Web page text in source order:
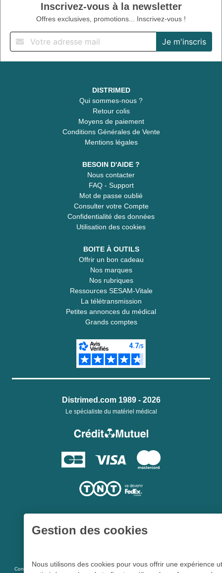
Inscrivez-vous à la newsletter
Offres exclusives, promotions... Inscrivez-vous !
DISTRIMED
Qui sommes-nous ?
Retour colis
Moyens de paiement
Conditions Générales de Vente
Mentions légales
BESOIN D'AIDE ?
Nous contacter
FAQ - Support
Mot de passe oublié
Consulter votre Compte
Confidentialité des données
Utilisation des cookies
BOITE À OUTILS
Offrir un bon cadeau
Nos marques
Nos rubriques
Ressources SESAM-Vitale
La télétransmission
Petites annonces du médical
Grands comptes
Distrimed.com 1989 - 2026
Le spécialiste du matériel médical
Conformément aux articles L 5213-3 du code de la santé publique et à l’arrêté du
Gestion des cookies
Nous utilisons des cookies pour vous offrir une expérience